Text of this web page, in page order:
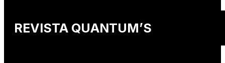
REVISTA QUANTUM’S